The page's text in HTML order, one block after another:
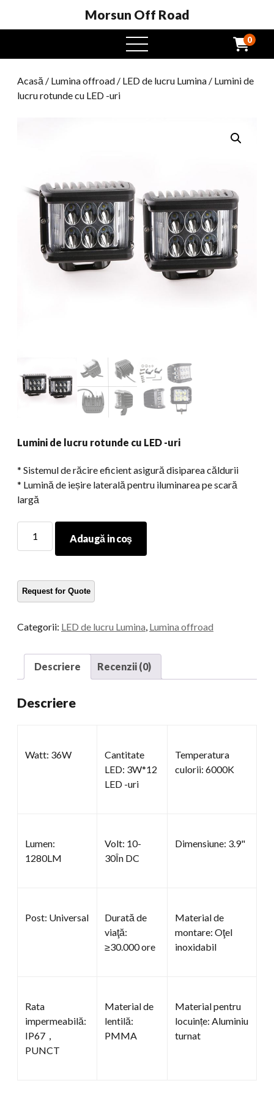
Morsun Off Road
Meniu
Deschide
0
Acasă / Lumina offroad / LED de lucru Lumina / Lumini de
lucru rotunde cu LED -uri
Lumini de lucru rotunde cu LED -uri
* Sistemul de răcire eficient asigură disiparea căldurii
* Lumină de ieșire laterală pentru iluminarea pe scară
largă
cu
LED
uri
Adaugă in coş
Categorii: LED de lucru Lumina Lumina offroad
Descriere Recenzii (0)
Descriere
Watt: 36W
Cantitate
LED: 3W*12
LED -uri
Temperatura
culorii: 6000K
Lumen:
1280LM
Volt: 10-
30În DC
Dimensiune: 3.9"
Post: Universal
Durată de
viaţă:
≥30.000 ore
Material de
montare: Oţel
inoxidabil
Rata
impermeabilă:
IP67，
PUNCT
Material de
lentilă:
PMMA
Material pentru
locuințe: Aluminiu
turnat